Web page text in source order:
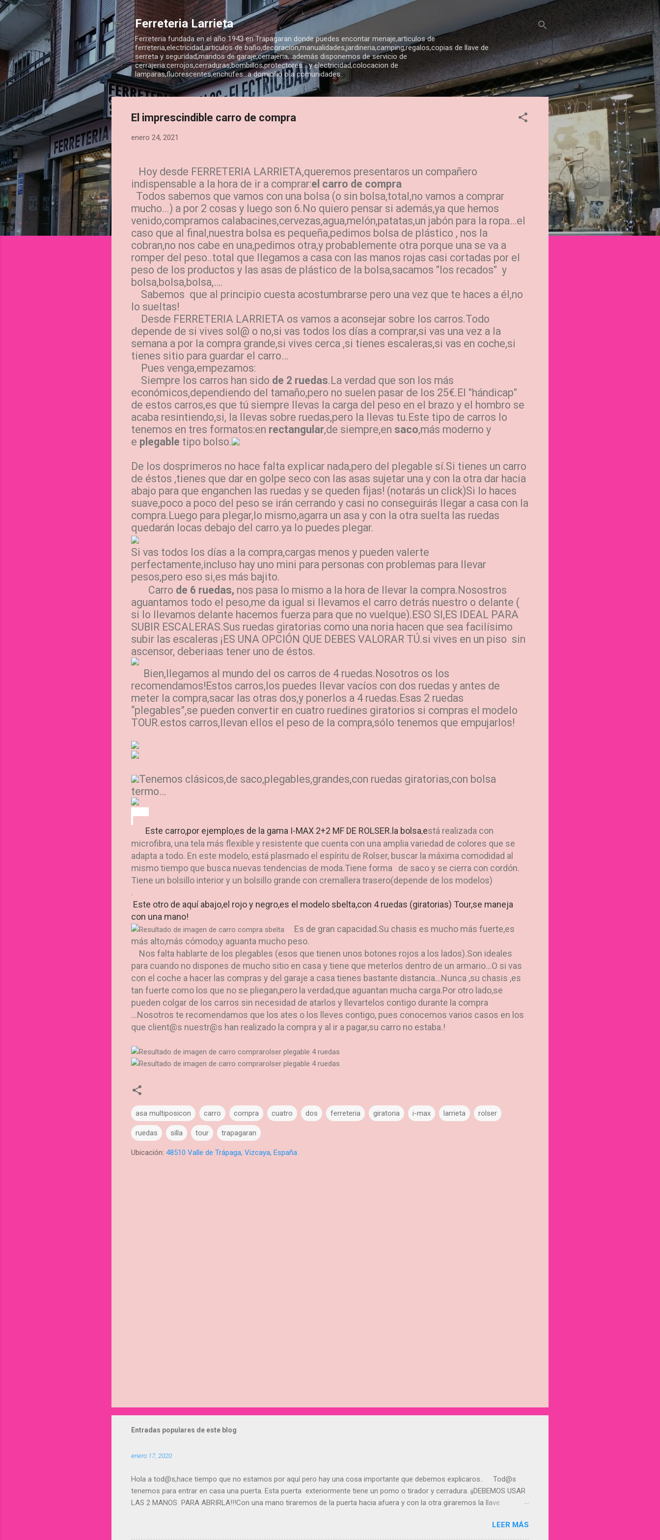
Ir al contenido principal
Ferreteria Larrieta
Ferreteria fundada en el año 1943 en Trapagaran donde puedes encontar menaje,articulos de
ferreteria,electricidad,articulos de baño,decoracion,manualidades,jardineria,camping,regalos,copias de llave de
serreta y seguridad,mandos de garaje,cerrajeria,..además disponemos de servicio de
cerrajeria:cerrojos,cerraduras,bombillos,protectores... y electricidad,colocacion de
lamparas,fluorescentes,enchufes...a domicilio o a comunidades.
El imprescindible carro de compra
enero 24, 2021
Hoy desde FERRETERIA LARRIETA,queremos presentaros un compañero
indispensable a la hora de ir a comprar:el carro de compra
Todos sabemos que vamos con una bolsa (o sin bolsa,total,no vamos a comprar
mucho...) a por 2 cosas y luego son 6.No quiero pensar si además,ya que hemos
venido,compramos calabacines,cervezas,agua,melón,patatas,un jabón para la ropa…el
caso que al final,nuestra bolsa es pequeña,pedimos bolsa de plástico , nos la
cobran,no nos cabe en una,pedimos otra,y probablemente otra porque una se va a
romper del peso..total que llegamos a casa con las manos rojas casi cortadas por el
peso de los productos y las asas de plástico de la bolsa,sacamos "los recados" y
bolsa,bolsa,bolsa,….
Sabemos que al principio cuesta acostumbrarse pero una vez que te haces a él,no
lo sueltas!
Desde FERRETERIA LARRIETA os vamos a aconsejar sobre los carros.Todo
depende de si vives sol@ o no,si vas todos los días a comprar,si vas una vez a la
semana a por la compra grande,si vives cerca ,si tienes escaleras,si vas en coche,si
tienes sitio para guardar el carro…
Pues venga,empezamos:
Siempre los carros han sido de 2 ruedas.La verdad que son los más
económicos,dependiendo del tamaño,pero no suelen pasar de los 25€.El "hándicap"
de estos carros,es que tú siempre llevas la carga del peso en el brazo y el hombro se
acaba resintiendo,si, la llevas sobre ruedas,pero la llevas tu.Este tipo de carros lo
tenemos en tres formatos:en rectangular,de siempre,en saco,más moderno y
e plegable tipo bolso.
De los dosprimeros no hace falta explicar nada,pero del plegable sí.Si tienes un carro
de éstos ,tienes que dar en golpe seco con las asas sujetar una y con la otra dar hacia
abajo para que enganchen las ruedas y se queden fijas! (notarás un click)Si lo haces
suave,poco a poco del peso se irán cerrando y casi no conseguirás llegar a casa con la
compra.Luego para plegar,lo mismo,agarra un asa y con la otra suelta las ruedas
quedarán locas debajo del carro.ya lo puedes plegar.
Si vas todos los días a la compra,cargas menos y pueden valerte
perfectamente,incluso hay uno mini para personas con problemas para llevar
pesos,pero eso si,es más bajito.
Carro de 6 ruedas, nos pasa lo mismo a la hora de llevar la compra.Nosostros
aguantamos todo el peso,me da igual si llevamos el carro detrás nuestro o delante (
si lo llevamos delante hacemos fuerza para que no vuelque).ESO SI,ES IDEAL PARA
SUBIR ESCALERAS.Sus ruedas giratorias como una noria hacen que sea facilísimo
subir las escaleras ¡ES UNA OPCIÓN QUE DEBES VALORAR TÚ.si vives en un piso sin
ascensor, deberiaas tener uno de éstos.
Bien,llegamos al mundo del os carros de 4 ruedas.Nosotros os los
recomendamos!Estos carros,los puedes llevar vacíos con dos ruedas y antes de
meter la compra,sacar las otras dos,y ponerlos a 4 ruedas.Esas 2 ruedas
“plegables”,se pueden convertir en cuatro ruedines giratorios si compras el modelo
TOUR.estos carros,llevan ellos el peso de la compra,sólo tenemos que empujarlos!
Tenemos clásicos,de saco,plegables,grandes,con ruedas giratorias,con bolsa
termo…
Este carro,por ejemplo,es de la gama I-MAX 2+2 MF DE ROLSER.la bolsa,está realizada con
microfibra, una tela más flexible y resistente que cuenta con una amplia variedad de colores que se
adapta a todo. En este modelo, está plasmado el espíritu de Rolser, buscar la máxima comodidad al
mismo tiempo que busca nuevas tendencias de moda.Tiene forma de saco y se cierra con cordón.
Tiene un bolsillo interior y un bolsillo grande con cremallera trasero(depende de los modelos)
Este otro de aquí abajo,el rojo y negro,es el modelo sbelta,con 4 ruedas (giratorias) Tour,se maneja
con una mano!
Es de gran capacidad.Su chasis es mucho más fuerte,es
más alto,más cómodo,y aguanta mucho peso.
Nos falta hablarte de los plegables (esos que tienen unos botones rojos a los lados).Son ideales
para cuando no dispones de mucho sitio en casa y tiene que meterlos dentro de un armario...O si vas
con el coche a hacer las compras y del garaje a casa tienes bastante distancia...Nunca ,su chasis ,es
tan fuerte como los que no se pliegan,pero la verdad,que aguantan mucha carga.Por otro lado,se
pueden colgar de los carros sin necesidad de atarlos y llevartelos contigo durante la compra
...Nosotros te recomendamos que los ates o los lleves contigo, pues conocemos varios casos en los
que client@s nuestr@s han realizado la compra y al ir a pagar,su carro no estaba.!
asa multiposicon carro compra cuatro dos ferreteria giratoria i-max larrieta rolser
ruedas silla tour trapagaran
Ubicación: 48510 Valle de Trápaga, Vizcaya, España
Entradas populares de este blog
enero 17, 2020
Hola a tod@s,hace tiempo que no estamos por aquí pero hay una cosa importante que debemos explicaros.. Tod@s
tenemos para entrar en casa una puerta. Esta puerta exteriormente tiene un pomo o tirador y cerradura. ¡¡DEBEMOS USAR
LAS 2 MANOS PARA ABRIRLA!!!Con una mano tiraremos de la puerta hacia afuera y con la otra giraremos la llave.
Otra cosa que hacem@s,sobre todo en invierno, es poner burletes en la puerta porque entra mucho aire. ¡¡CUIDADO!!!
Depende cual pongamos, la cerradura no funcionará. Cerrarás la Oserta pero es posible que no puedas abrirla... Os
LEER MÁS